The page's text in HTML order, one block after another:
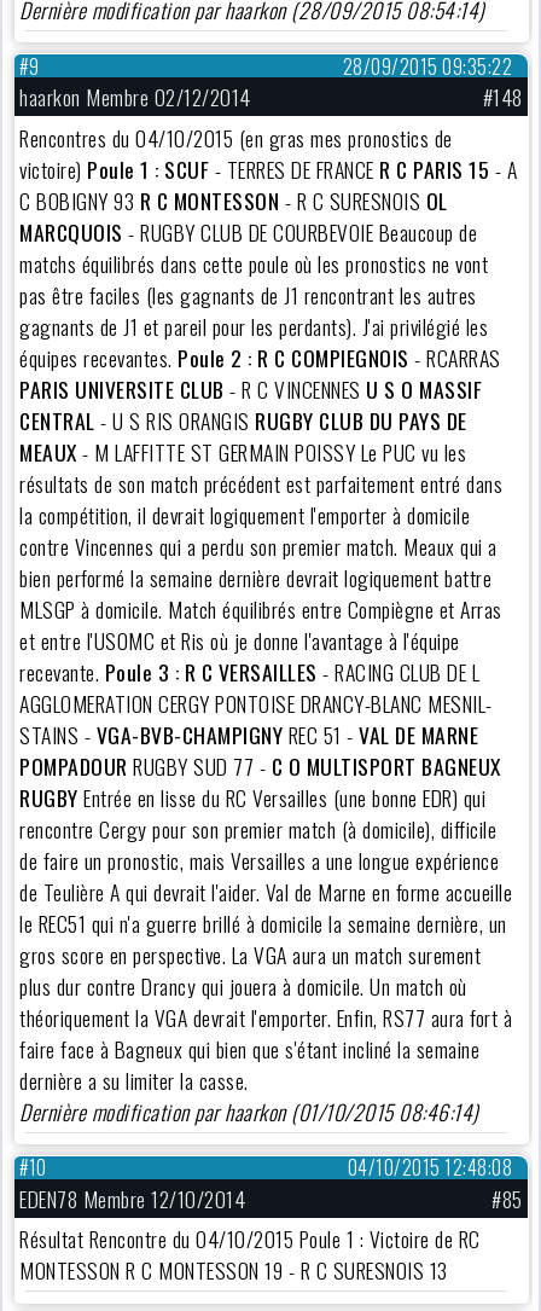
Dernière modification par haarkon (28/09/2015 08:54:14)
28/09/2015 09:35:22
#9
haarkon Membre 02/12/2014
#148
Rencontres du 04/10/2015 (en gras mes pronostics de
victoire) Poule 1 : SCUF- TERRES DE FRANCE R C PARIS 15 - A
C BOBIGNY 93 R C MONTESSON - R C SURESNOIS OL
MARCQUOIS - RUGBY CLUB DE COURBEVOIE Beaucoup de
matchs équilibrés dans cette poule où les pronostics ne vont
pas être faciles (les gagnants de J1 rencontrant les autres
gagnants de J1 et pareil pour les perdants). J'ai privilégié les
équipes recevantes. Poule 2 : R C COMPIEGNOIS - RCARRAS
PARIS UNIVERSITE CLUB - R C VINCENNES U S O MASSIF
CENTRAL- U S RIS ORANGIS RUGBY CLUB DU PAYS DE
MEAUX- M LAFFITTE ST GERMAIN POISSY Le PUC vu les
résultats de son match précédent est parfaitement entré dans
la compétition, il devrait logiquement l'emporter à domicile
contre Vincennes qui a perdu son premier match. Meaux qui a
bien performé la semaine dernière devrait logiquement battre
MLSGP à domicile. Match équilibrés entre Compiègne et Arras
et entre l'USOMC et Ris où je donne l'avantage à l'équipe
recevante. Poule 3 : R C VERSAILLES - RACING CLUB DE L
AGGLOMERATION CERGY PONTOISE DRANCY-BLANC MESNIL-
STAINS -VGA-BVB-CHAMPIGNYREC 51 -VAL DE MARNE
POMPADOUR RUGBY SUD 77 - C O MULTISPORT BAGNEUX
RUGBYEntrée en lisse du RC Versailles (une bonne EDR) qui
rencontre Cergy pour son premier match (à domicile), difficile
de faire un pronostic, mais Versailles a une longue expérience
de Teulière A qui devrait l'aider. Val de Marne en forme accueille
le REC51 qui n'a guerre brillé à domicile la semaine dernière, un
gros score en perspective. La VGA aura un match surement
plus dur contre Drancy qui jouera à domicile. Un match où
théoriquement la VGA devrait l'emporter. Enfin, RS77 aura fort à
faire face à Bagneux qui bien que s'étant incliné la semaine
dernière a su limiter la casse.
Dernière modification par haarkon (01/10/2015 08:46:14)
04/10/2015 12:48:08
#10
EDEN78 Membre 12/10/2014
#85
Résultat Rencontre du 04/10/2015 Poule 1 : Victoire de RC
MONTESSON R C MONTESSON 19 - R C SURESNOIS 13